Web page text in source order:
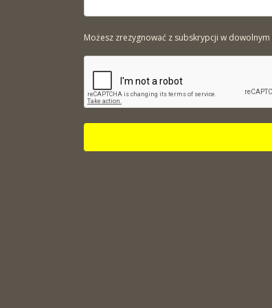
Możesz zrezygnować z subskrypcji w